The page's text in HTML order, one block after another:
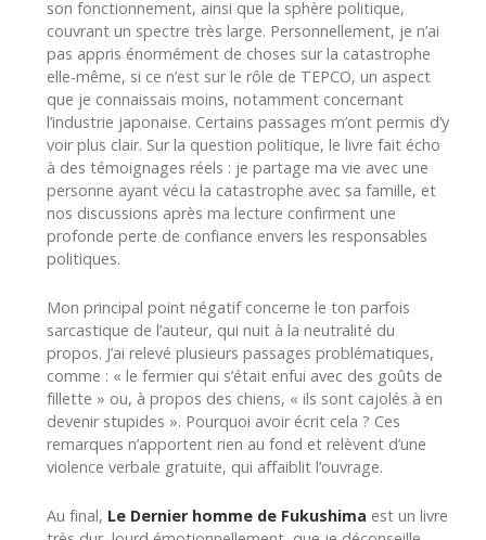
son fonctionnement, ainsi que la sphère politique,
couvrant un spectre très large. Personnellement, je n’ai
pas appris énormément de choses sur la catastrophe
elle-même, si ce n’est sur le rôle de TEPCO, un aspect
que je connaissais moins, notamment concernant
l’industrie japonaise. Certains passages m’ont permis d’y
voir plus clair. Sur la question politique, le livre fait écho
à des témoignages réels : je partage ma vie avec une
personne ayant vécu la catastrophe avec sa famille, et
nos discussions après ma lecture confirment une
profonde perte de confiance envers les responsables
politiques.
Mon principal point négatif concerne le ton parfois
sarcastique de l’auteur, qui nuit à la neutralité du
propos. J’ai relevé plusieurs passages problématiques,
comme : « le fermier qui s’était enfui avec des goûts de
fillette » ou, à propos des chiens, « ils sont cajolés à en
devenir stupides ». Pourquoi avoir écrit cela ? Ces
remarques n’apportent rien au fond et relèvent d’une
violence verbale gratuite, qui affaiblit l’ouvrage.
Au final, Le Dernier homme de Fukushima est un livre